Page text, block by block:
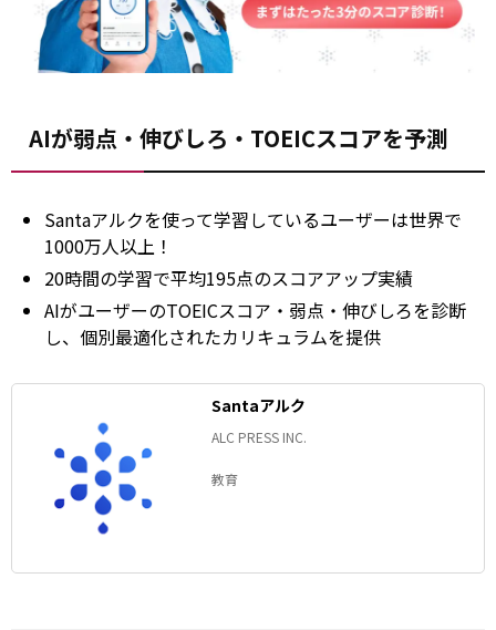
AIが弱点・伸びしろ・TOEICスコアを予測
Santaアルクを使って学習しているユーザーは世界で
1000万人以上！
20時間の学習で平均195点のスコアアップ実績
AIがユーザーのTOEICスコア・弱点・伸びしろを診断
し、個別最適化されたカリキュラムを提供
Santaアルク
ALC PRESS INC.
教育